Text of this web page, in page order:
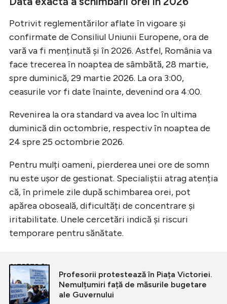
Potrivit reglementărilor aflate în vigoare și
confirmate de Consiliul Uniunii Europene, ora de
vară va fi menținută și în 2026. Astfel, România va
face trecerea în noaptea de sâmbătă, 28 martie,
spre duminică, 29 martie 2026. La ora 3:00,
ceasurile vor fi date înainte, devenind ora 4:00.
Revenirea la ora standard va avea loc în ultima
duminică din octombrie, respectiv în noaptea de
24 spre 25 octombrie 2026.
Pentru mulți oameni, pierderea unei ore de somn
nu este ușor de gestionat. Specialiștii atrag atenția
că, în primele zile după schimbarea orei, pot
apărea oboseală, dificultăți de concentrare și
iritabilitate. Unele cercetări indică și riscuri
temporare pentru sănătate.
CITEȘTE ȘI
Profesorii protestează în Piața Victoriei.
Nemulțumiri față de măsurile bugetare
ale Guvernului